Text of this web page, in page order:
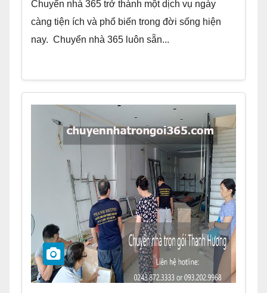
Chuyển nhà 365 trở thành một dịch vụ ngày
càng tiện ích và phổ biến trong đời sống hiện
nay. Chuyển nhà 365 luôn sẵn...